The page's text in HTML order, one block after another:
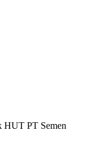
HUT PT Semen